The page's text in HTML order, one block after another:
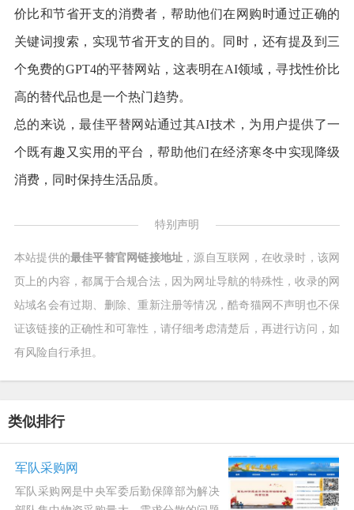
价比和节省开支的消费者，帮助他们在网购时通过正确的
关键词搜索，实现节省开支的目的。同时，还有提及到三
个免费的GPT4的平替网站，这表明在AI领域，寻找性价比
高的替代品也是一个热门趋势。
总的来说，最佳平替网站通过其AI技术，为用户提供了一
个既有趣又实用的平台，帮助他们在经济寒冬中实现降级
消费，同时保持生活品质。
特别声明
本站提供的最佳平替官网链接地址 ，源自互联网，在收录时，该网
页上的内容，都属于合规合法，因为网址导航的特殊性，收录的网
站域名会有过期、删除、重新注册等情况，酷奇猫网不声明也不保
证该链接的正确性和可靠性，请仔细考虑清楚后，再进行访问，如
有风险自行承担。
类似排行
军队采购网
军队采购网是中央军委后勤保障部为解决